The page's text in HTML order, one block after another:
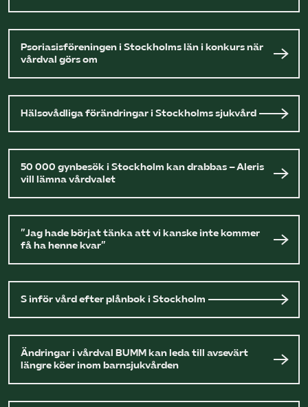
Psoriasisföreningen i Stockholms län i konkurs när
vårdval görs om
Hälsovådliga förändringar i Stockholms sjukvård
50 000 gynbesök i Stockholm kan drabbas – Aleris
vill lämna vårdvalet
”Jag hade börjat tänka att vi kanske inte kommer
få ha henne kvar”
S inför vård efter plånbok i Stockholm
Ändringar i vårdval BUMM kan leda till avsevärt
längre köer inom barnsjukvården